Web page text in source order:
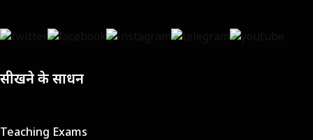
सीखने के साधन
Teaching Exams